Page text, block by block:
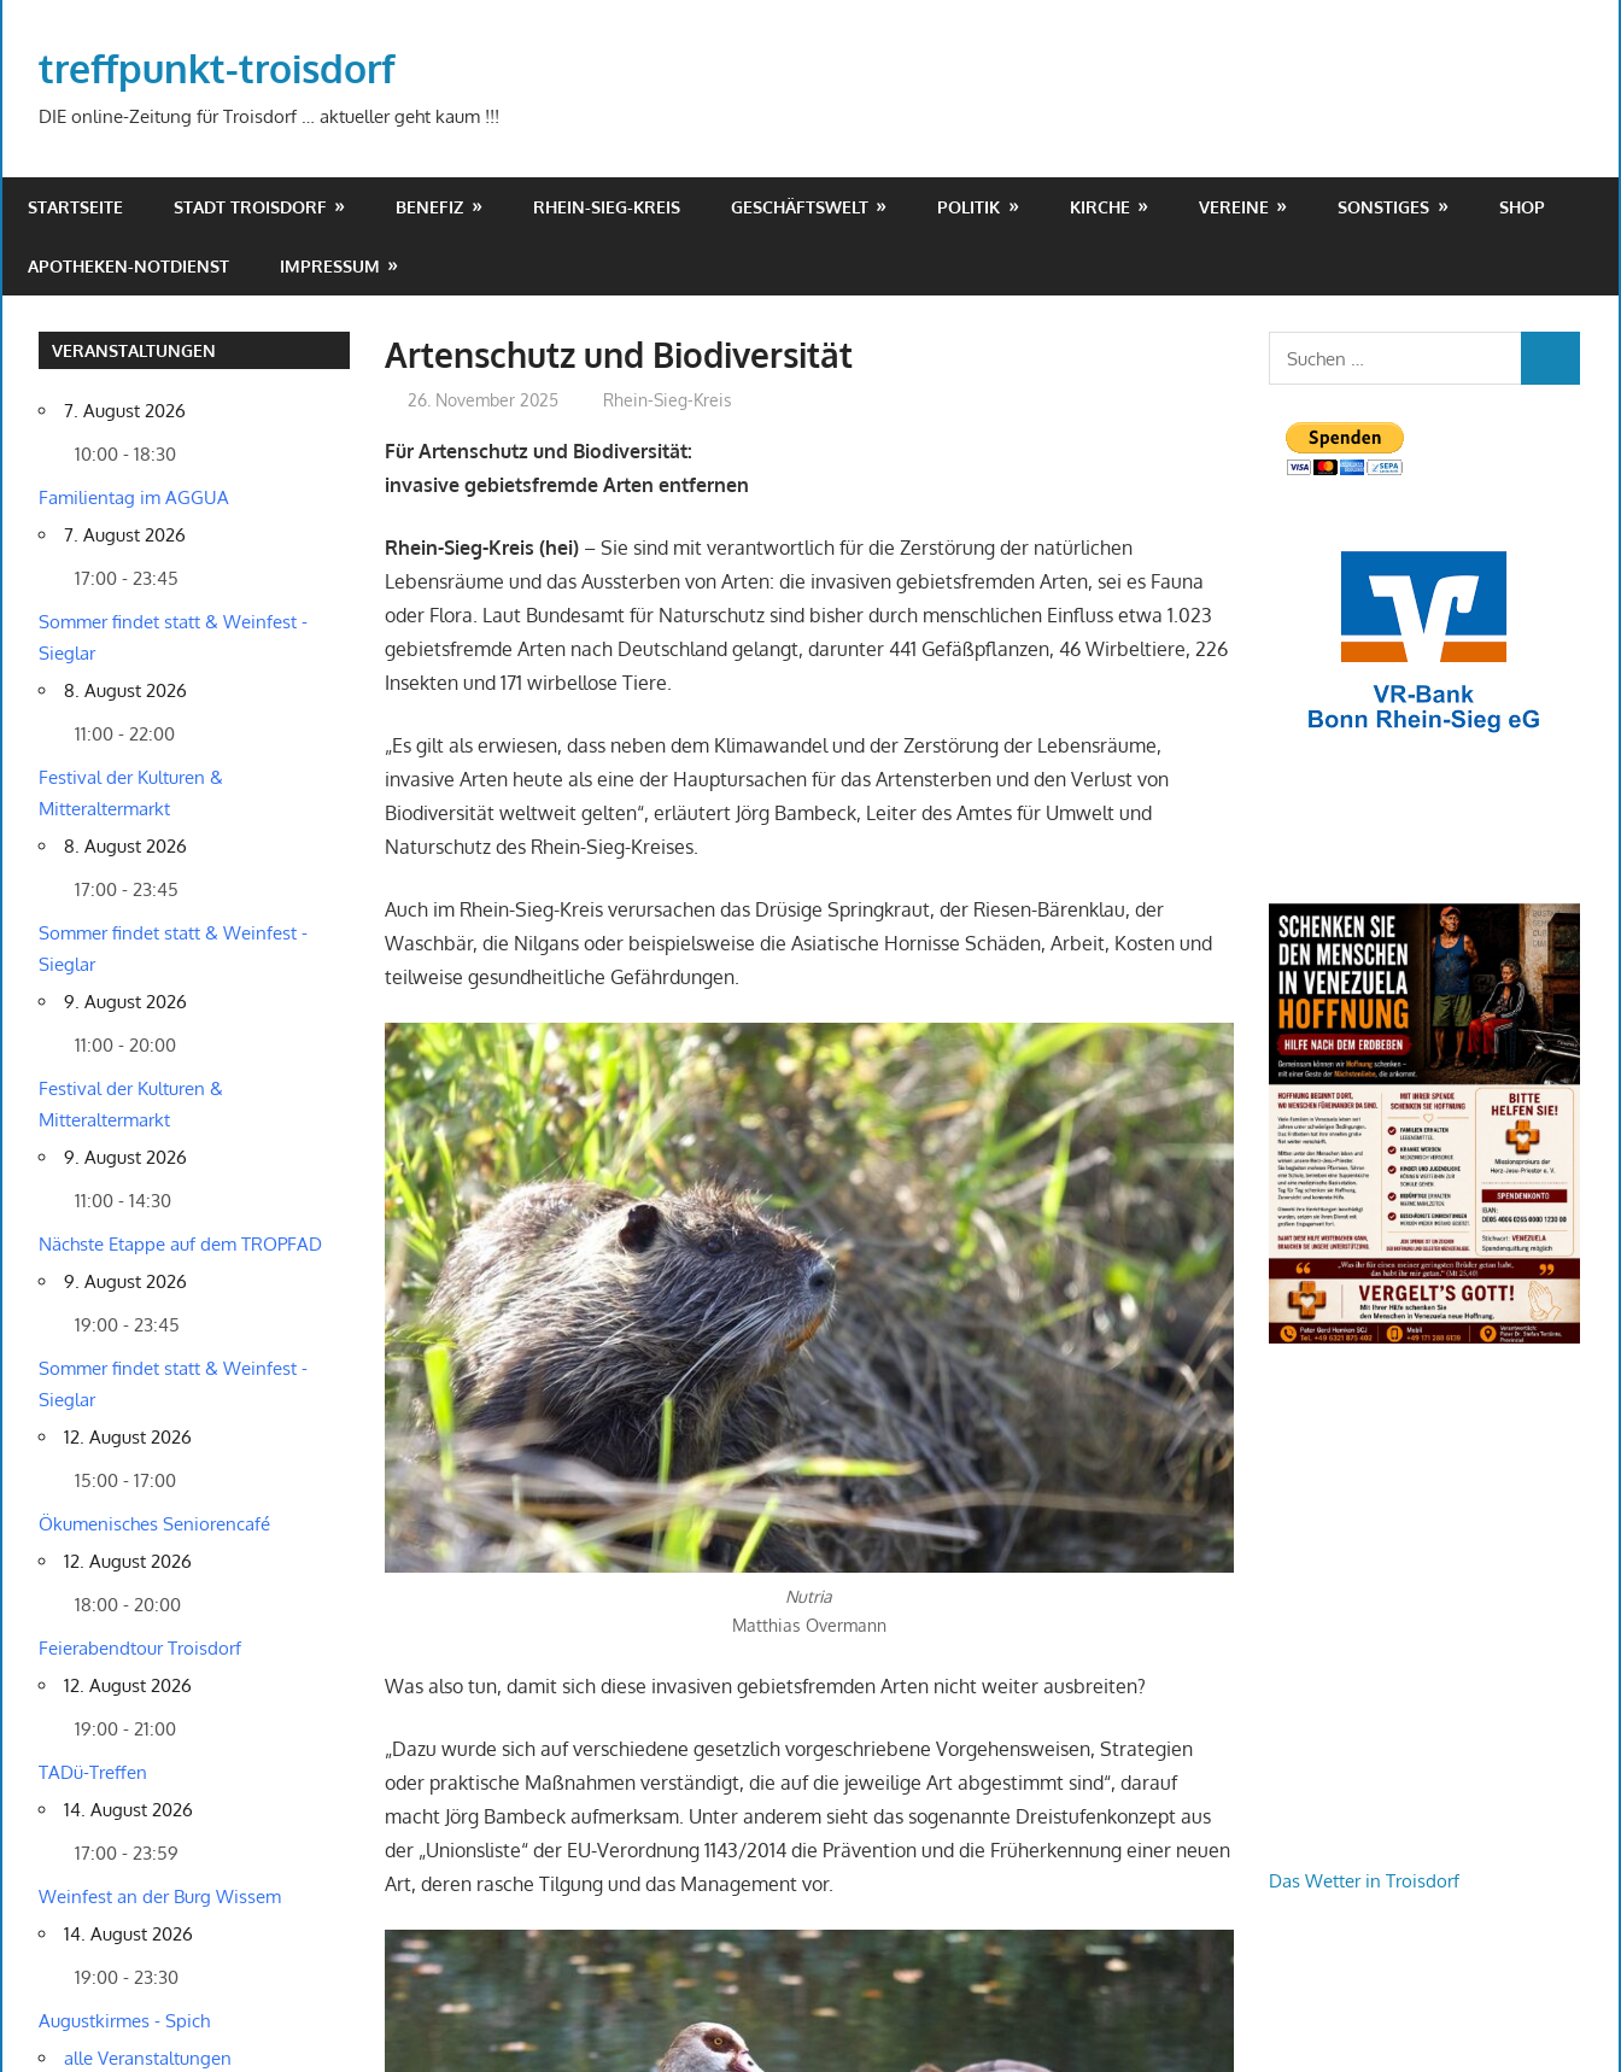
springen
treffpunkt-troisdorf
DIE online-Zeitung für Troisdorf … aktueller geht kaum !!!
STARTSEITE STADT TROISDORF BENEFIZ RHEIN-SIEG-KREIS GESCHÄFTSWELT POLITIK KIRCHE VEREINE SONSTIGES SHOP
APOTHEKEN-NOTDIENST IMPRESSUM
Artenschutz und Biodiversität
26. November 2025 treffpunkt
Rhein-Sieg-Kreis
Für Artenschutz und Biodiversität:
invasive gebietsfremde Arten entfernen
Rhein-Sieg-Kreis (hei) – Sie sind mit verantwortlich für die Zerstörung der natürlichen
Lebensräume und das Aussterben von Arten: die invasiven gebietsfremden Arten, sei es Fauna
oder Flora. Laut Bundesamt für Naturschutz sind bisher durch menschlichen Einfluss etwa 1.023
gebietsfremde Arten nach Deutschland gelangt, darunter 441 Gefäßpflanzen, 46 Wirbeltiere, 226
Insekten und 171 wirbellose Tiere.
„Es gilt als erwiesen, dass neben dem Klimawandel und der Zerstörung der Lebensräume,
invasive Arten heute als eine der Hauptursachen für das Artensterben und den Verlust von
Biodiversität weltweit gelten“, erläutert Jörg Bambeck, Leiter des Amtes für Umwelt und
Naturschutz des Rhein-Sieg-Kreises.
Auch im Rhein-Sieg-Kreis verursachen das Drüsige Springkraut, der Riesen-Bärenklau, der
Waschbär, die Nilgans oder beispielsweise die Asiatische Hornisse Schäden, Arbeit, Kosten und
teilweise gesundheitliche Gefährdungen.
Nutria
Matthias Overmann
Was also tun, damit sich diese invasiven gebietsfremden Arten nicht weiter ausbreiten?
„Dazu wurde sich auf verschiedene gesetzlich vorgeschriebene Vorgehensweisen, Strategien
oder praktische Maßnahmen verständigt, die auf die jeweilige Art abgestimmt sind“, darauf
macht Jörg Bambeck aufmerksam. Unter anderem sieht das sogenannte Dreistufenkonzept aus
der „Unionsliste“ der EU-Verordnung 1143/2014 die Prävention und die Früherkennung einer neuen
Art, deren rasche Tilgung und das Management vor.
VERANSTALTUNGEN
7. August 2026
10:00 - 18:30
Familientag im AGGUA
7. August 2026
17:00 - 23:45
Sommer findet statt & Weinfest -
Sieglar
8. August 2026
11:00 - 22:00
Festival der Kulturen &
Mitteraltermarkt
8. August 2026
17:00 - 23:45
Sommer findet statt & Weinfest -
Sieglar
9. August 2026
11:00 - 20:00
Festival der Kulturen &
Mitteraltermarkt
9. August 2026
11:00 - 14:30
Nächste Etappe auf dem TROPFAD
9. August 2026
19:00 - 23:45
Sommer findet statt & Weinfest -
Sieglar
12. August 2026
15:00 - 17:00
Ökumenisches Seniorencafé
12. August 2026
18:00 - 20:00
Feierabendtour Troisdorf
12. August 2026
19:00 - 21:00
TADü-Treffen
14. August 2026
17:00 - 23:59
Weinfest an der Burg Wissem
14. August 2026
19:00 - 23:30
Augustkirmes - Spich
alle Veranstaltungen
Das Wetter in Troisdorf